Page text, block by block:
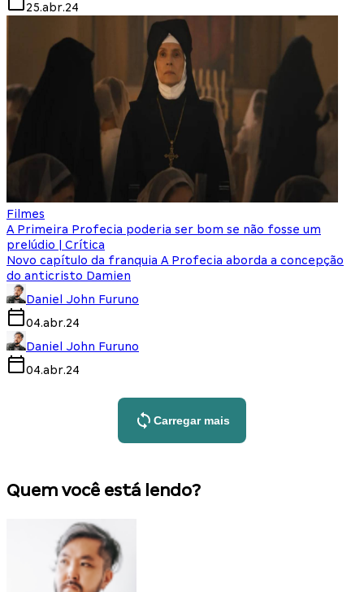
25.abr.24
Filmes
A Primeira Profecia poderia ser bom se não fosse um
prelúdio | Crítica
Novo capítulo da franquia A Profecia aborda a concepção
do anticristo Damien
Daniel John Furuno
04.abr.24
Daniel John Furuno
04.abr.24
Carregar mais
Quem você está lendo?